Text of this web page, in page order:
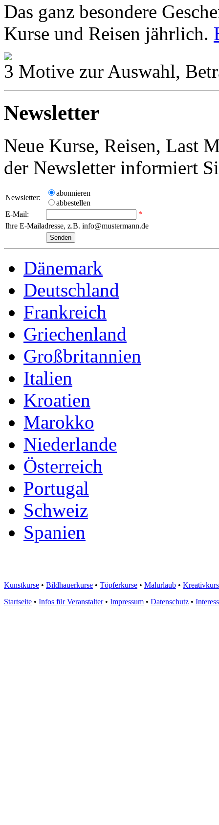
Das ganz besondere
Kurse und Reisen jährlich.
3 Motive zur Auswahl,
Newsletter
Neue Kurse, Reisen, Last
der Newsletter informiert
Newsletter:
abonnieren
abbestellen
E-Mail:
*
Ihre E-Mailadresse, z.B. info@mustermann.de
Dänemark
Deutschland
Frankreich
Griechenland
Großbritannien
Italien
Kroatien
Marokko
Niederlande
Österreich
Portugal
Schweiz
Spanien
Kunstkurse • Bildhauerkurse • Töpferkurse • Malurlaub •
Startseite • Infos für Veranstalter• Impressum • Datenschutz •